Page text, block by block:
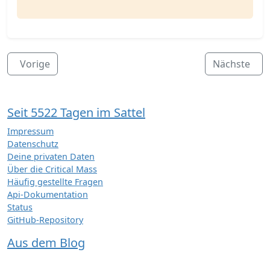
Vorige Nächste
Seit 5522 Tagen im Sattel
Impressum
Datenschutz
Deine privaten Daten
Über die Critical Mass
Häufig gestellte Fragen
Api-Dokumentation
Status
GitHub-Repository
Aus dem Blog